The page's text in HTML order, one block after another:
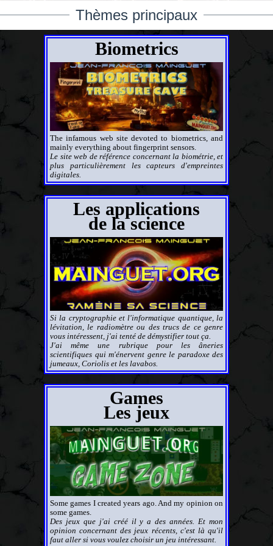
Thèmes principaux
Biometrics
The infamous web site devoted to biometrics, and
mainly everything about fingerprint sensors.
Le site web de référence concernant la biométrie, et
plus particulièrement les capteurs d'empreintes
digitales.
Les applications
de la science
Si la cryptographie et l'informatique quantique, la
lévitation, le radiomètre ou des trucs de ce genre
vous intéressent, j'ai tenté de démystifier tout ça.
J'ai même une rubrique pour les âneries
scientifiques qui m'énervent genre le paradoxe des
jumeaux, Coriolis et les lavabos.
Games
Les jeux
Some games I created years ago. And my opinion on
some games.
Des jeux que j'ai créé il y a des années. Et mon
opinion concernant des jeux récents, c'est là qu'il
faut aller si vous voulez choisir un jeu intéressant.